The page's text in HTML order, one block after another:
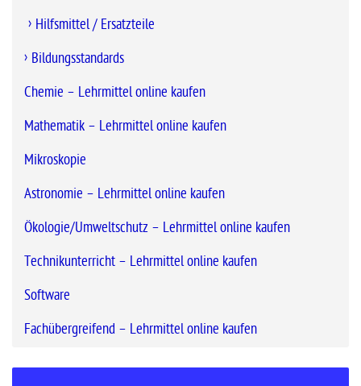
Hilfsmittel / Ersatzteile
Bildungsstandards
Chemie – Lehrmittel online kaufen
Mathematik – Lehrmittel online kaufen
Mikroskopie
Astronomie – Lehrmittel online kaufen
Ökologie/Umweltschutz – Lehrmittel online kaufen
Technikunterricht – Lehrmittel online kaufen
Software
Fachübergreifend – Lehrmittel online kaufen